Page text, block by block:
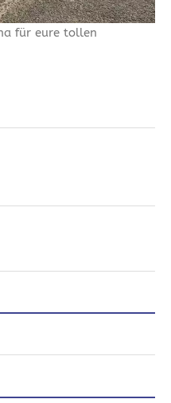
für eure tollen